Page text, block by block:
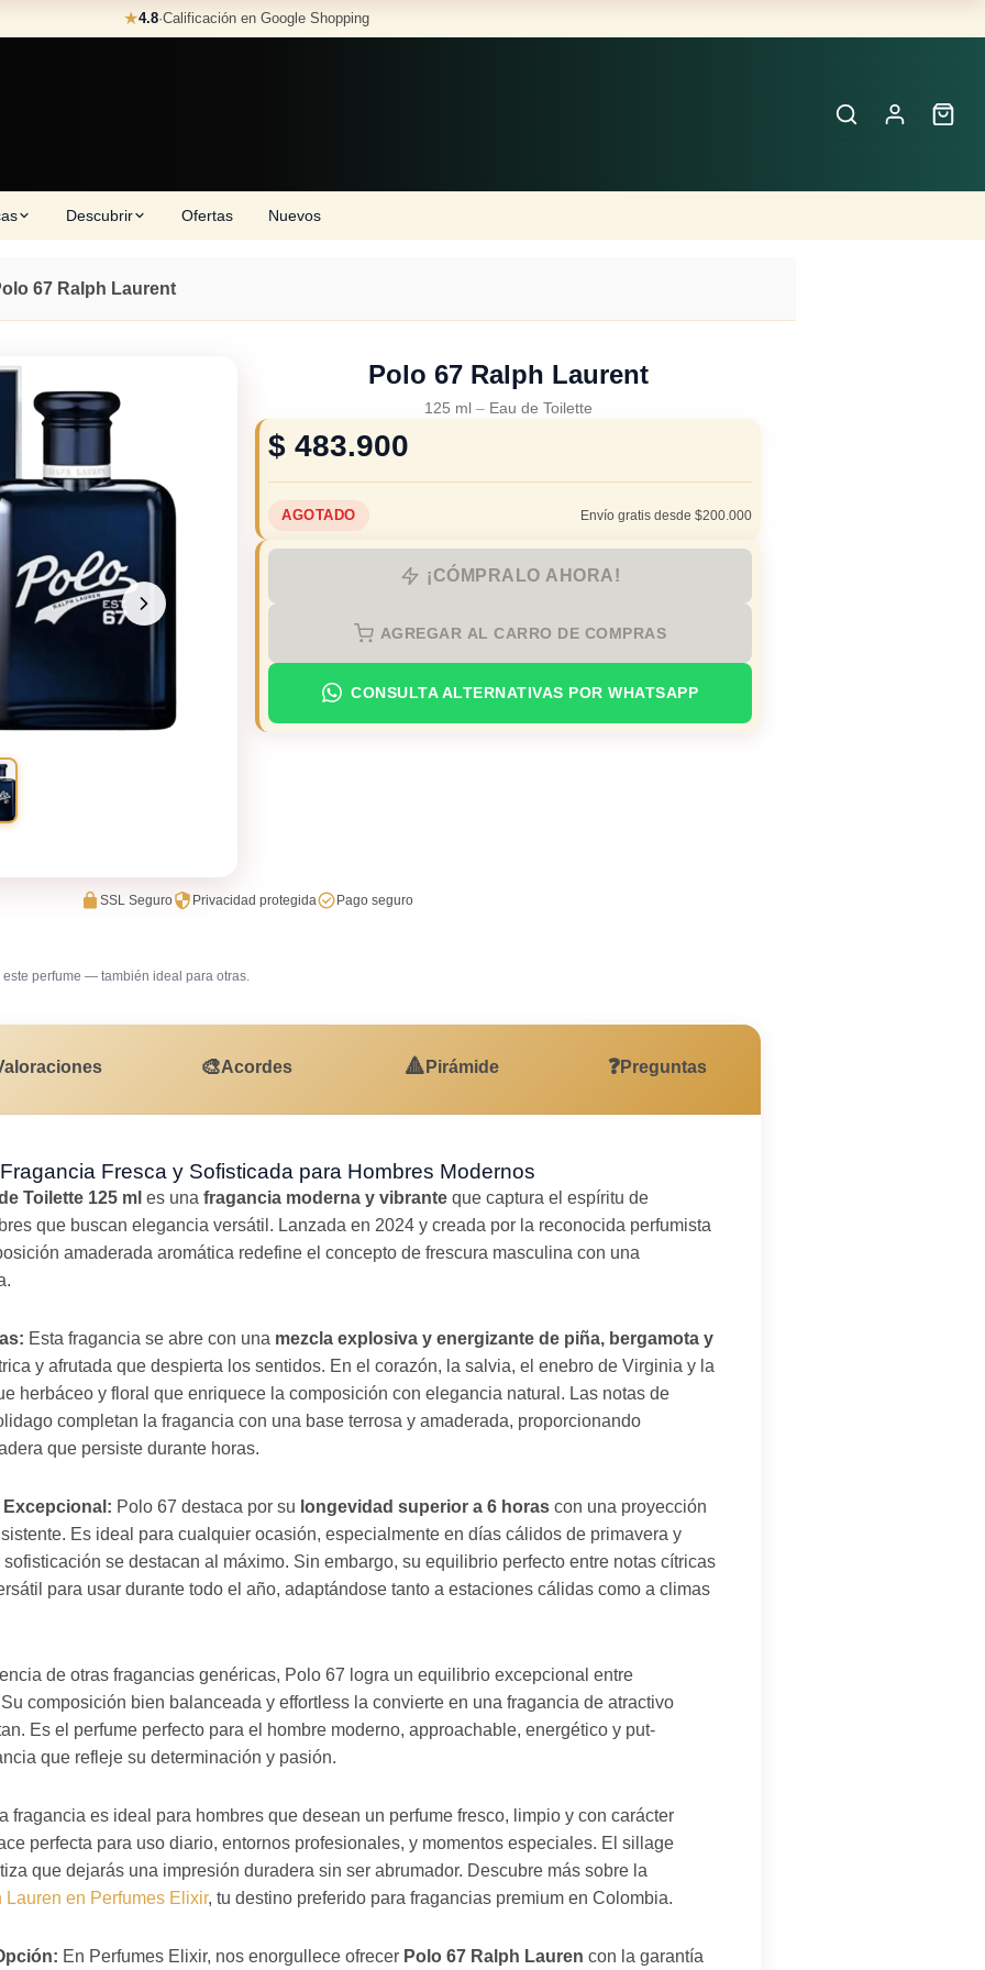
★4.8·Calificación en Google Shopping
Descubrir Ofertas Nuevos
67 Ralph Laurent
Polo 67 Ralph Laurent
125 ml – Eau de Toilette
$ 483.900
AGOTADO Envío gratis desde $200.000
¡CÓMPRALO AHORA!
AGREGAR AL CARRO DE COMPRAS
CONSULTA ALTERNATIVAS POR WHATSAPP
SSL Seguro Privacidad protegida Pago seguro
perfume — también ideal para otras.
Trabajo en oficina
🎨Acordes 🔺 Pirámide ❓Preguntas
Fresca y Sofisticada para Hombres Modernos
Toilette 125 ml es una fragancia moderna y vibrante que captura el espíritu de
que buscan elegancia versátil. Lanzada en 2024 y creada por la reconocida perfumista
amaderada aromática redefine el concepto de frescura masculina con una
Esta fragancia se abre con una mezcla explosiva y energizante de piña, bergamota y
y afrutada que despierta los sentidos. En el corazón, la salvia, el enebro de Virginia y la
herbáceo y floral que enriquece la composición con elegancia natural. Las notas de
completan la fragancia con una base terrosa y amaderada, proporcionando
que persiste durante horas.
Polo 67 destaca por su longevidad superior a 6 horas con una proyección
Es ideal para cualquier ocasión, especialmente en días cálidos de primavera y
se destacan al máximo. Sin embargo, su equilibrio perfecto entre notas cítricas
para usar durante todo el año, adaptándose tanto a estaciones cálidas como a climas
de otras fragancias genéricas, Polo 67 logra un equilibrio excepcional entre
composición bien balanceada y effortless la convierte en una fragancia de atractivo
Es el perfume perfecto para el hombre moderno, approachable, energético y put-
que refleje su determinación y pasión.
fragancia es ideal para hombres que desean un perfume fresco, limpio y con carácter
perfecta para uso diario, entornos profesionales, y momentos especiales. El sillage
que dejarás una impresión duradera sin ser abrumador. Descubre más sobre la
Lauren en Perfumes Elixir, tu destino preferido para fragancias premium en Colombia.
En Perfumes Elixir, nos enorgullece ofrecer Polo 67 Ralph Lauren con la garantía